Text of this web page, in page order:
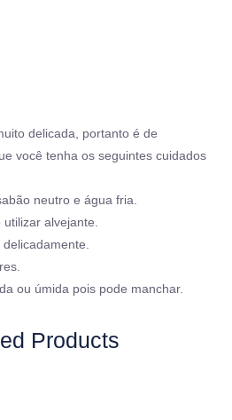
delicada, portanto é de
você tenha os seguintes cuidados
neutro e água fria.
alvejante.
ou úmida pois pode manchar.
Products